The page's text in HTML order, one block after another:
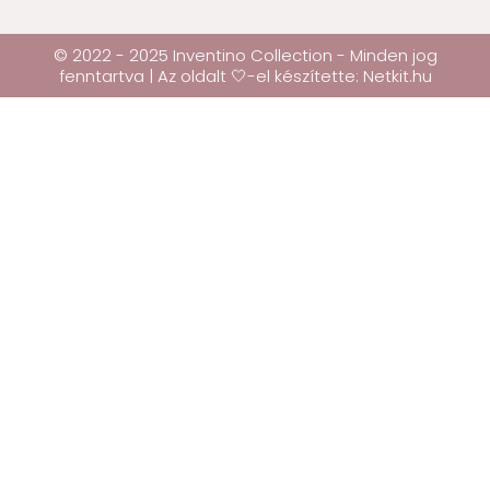
© 2022 - 2025 Inventino Collection - Minden jog
fenntartva | Az oldalt 🤍-el készítette: Netkit.hu